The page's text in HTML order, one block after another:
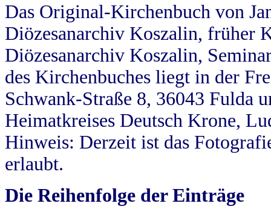
Das Original-Kirchenbuch von
Diözesanarchiv Koszalin, früher
Diözesanarchiv Koszalin,
des Kirchenbuches liegt in der
Schwank-Straße 8, 36043 Fulda
Heimatkreises Deutsch Krone,
Hinweis: Derzeit ist das
erlaubt.
Die Reihenfolge der Einträge